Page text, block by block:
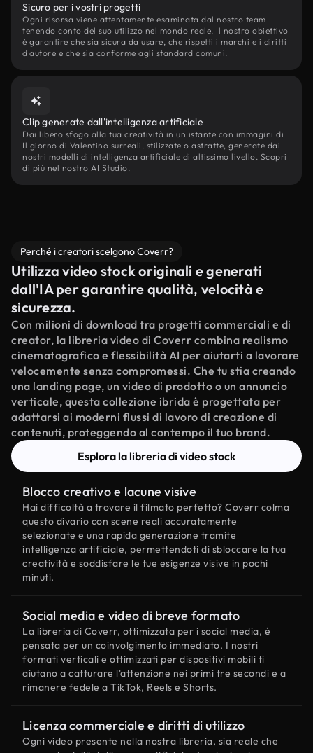
Sicuro per i vostri progetti
Ogni risorsa viene attentamente esaminata dal nostro team
tenendo conto del suo utilizzo nel mondo reale. Il nostro obiettivo
è garantire che sia sicura da usare, che rispetti i marchi e i diritti
d'autore e che sia conforme agli standard comuni.
Clip generate dall'intelligenza artificiale
Dai libero sfogo alla tua creatività in un istante con immagini di
Il giorno di Valentino surreali, stilizzate o astratte, generate dai
nostri modelli di intelligenza artificiale di altissimo livello. Scopri
di più nel nostro AI Studio.
Perché i creatori scelgono Coverr?
Utilizza video stock originali e generati
dall'IA per garantire qualità, velocità e
sicurezza.
Con milioni di download tra progetti commerciali e di
creator, la libreria video di Coverr combina realismo
cinematografico e flessibilità AI per aiutarti a lavorare
velocemente senza compromessi. Che tu stia creando
una landing page, un video di prodotto o un annuncio
verticale, questa collezione ibrida è progettata per
adattarsi ai moderni flussi di lavoro di creazione di
contenuti, proteggendo al contempo il tuo brand.
Esplora la libreria di video stock
Blocco creativo e lacune visive
Hai difficoltà a trovare il filmato perfetto? Coverr colma
questo divario con scene reali accuratamente
selezionate e una rapida generazione tramite
intelligenza artificiale, permettendoti di sbloccare la tua
creatività e soddisfare le tue esigenze visive in pochi
minuti.
Social media e video di breve formato
La libreria di Coverr, ottimizzata per i social media, è
pensata per un coinvolgimento immediato. I nostri
formati verticali e ottimizzati per dispositivi mobili ti
aiutano a catturare l'attenzione nei primi tre secondi e a
rimanere fedele a TikTok, Reels e Shorts.
Licenza commerciale e diritti di utilizzo
Ogni video presente nella nostra libreria, sia reale che